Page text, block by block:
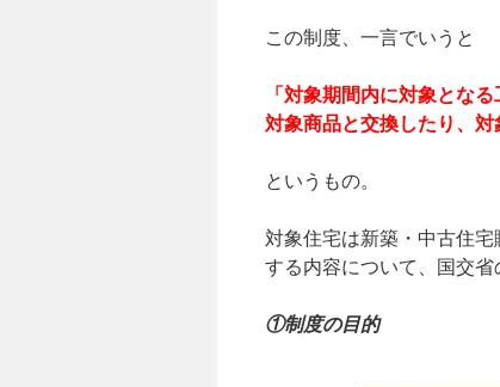
この制度、一言でいうと
「対象期間内に対象とな
対象商品と交換したり、対
というもの。
対象住宅は新築・中古住
する内容について、国交省
①制度の目的